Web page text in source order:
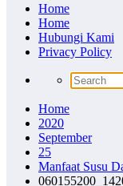
Home
Home
Hubungi Kami
Privacy Policy
Home
2020
September
25
Manfaat Susu